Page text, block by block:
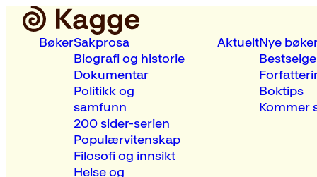
BøkerSakprosa
Biografi og historie
Dokumentar
Politikk og
samfunn
200 sider-serien
Populærvitenskap
Filosofi og innsikt
Helse og
AktueltNye
Boktips
Kommer